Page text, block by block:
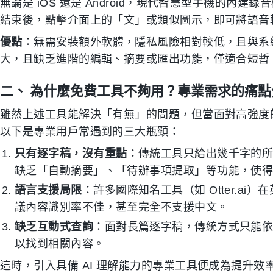
無論是 iOS 還是 Android，現代智慧型手機的內建錄
結束後，點擊介面上的「文」或類似圖示，即可將語
優點 ：無需安裝額外軟體，隱私風險相對較低，且與
大，且缺乏進階的編輯、摘要或匯出功能，僅適合短
二、 為什麼免費工具不夠用？專業需求的痛
雖然上述工具能解決「有無」的問題，但當面對高強
以下是專業用戶常遇到的三大瓶頸：
只有逐字稿，沒有重點 ：傳統工具只給出幾千字的
缺乏「自動摘要」、「待辦事項提取」等功能，使
語言支援局限 ：許多國際知名工具（如 Otter.ai）
議內容識別率不佳，甚至完全不支援中文。
缺乏互動式查詢 ：面對長篇逐字稿，傳統方式只能
以找到相關內容。
這時，引入具備 AI 理解能力的專業工具便成為提升效